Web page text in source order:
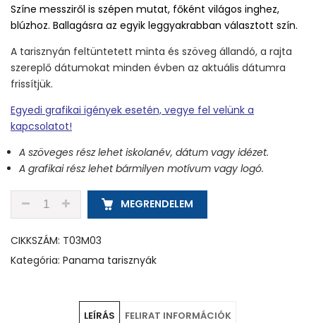
Színe messziről is szépen mutat, főként világos inghez,
blúzhoz. Ballagásra az egyik leggyakrabban választott szín.
A tarisznyán feltüntetett minta és szöveg állandó, a rajta
szereplő dátumokat minden évben az aktuális dátumra
frissítjük.
Egyedi grafikai igények esetén, vegye fel velünk a
kapcsolatot!
A szöveges rész lehet iskolanév, dátum vagy idézet.
A grafikai rész lehet bármilyen motívum vagy logó.
T03M03 - SÖTÉT BORDÓ - PANAMA TARISZNYA
MEGRENDELEM
CIKKSZÁM: T03M03
Kategória: Panama tarisznyák
LEÍRÁS FELIRAT INFORMÁCIÓK